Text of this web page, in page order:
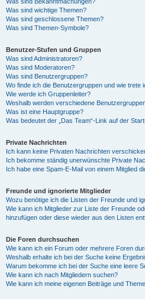
Was sind wichtige Themen?
Was sind geschlossene Themen?
Was sind Themen-Symbole?
Benutzer-Stufen und Gruppen
Was sind Administratoren?
Was sind Moderatoren?
Was sind Benutzergruppen?
Wo finde ich die Benutzergruppen und wie trete
Wie werde ich Gruppenleiter?
Weshalb werden verschiedene
Was ist eine Hauptgruppe?
Was bedeutet der „Das Team“-Link auf der
Private Nachrichten
Ich kann keine Privaten Nachrichten
Ich bekomme ständig unerwünschte Private
Ich habe eine Spam-E-Mail von einem Mitglied
Freunde und ignorierte Mitglieder
Wozu benötige ich die Listen der Freunde und
Wie kann ich Mitglieder zur Liste der Freunde
hinzufügen oder diese wieder aus den Listen
Die Foren durchsuchen
Wie kann ich ein Forum oder mehrere Foren
Weshalb erhalte ich bei der Suche keine
Warum bekomme ich bei der Suche eine leere
Wie kann ich nach Mitgliedern suchen?
Wie kann ich meine eigenen Beiträge und